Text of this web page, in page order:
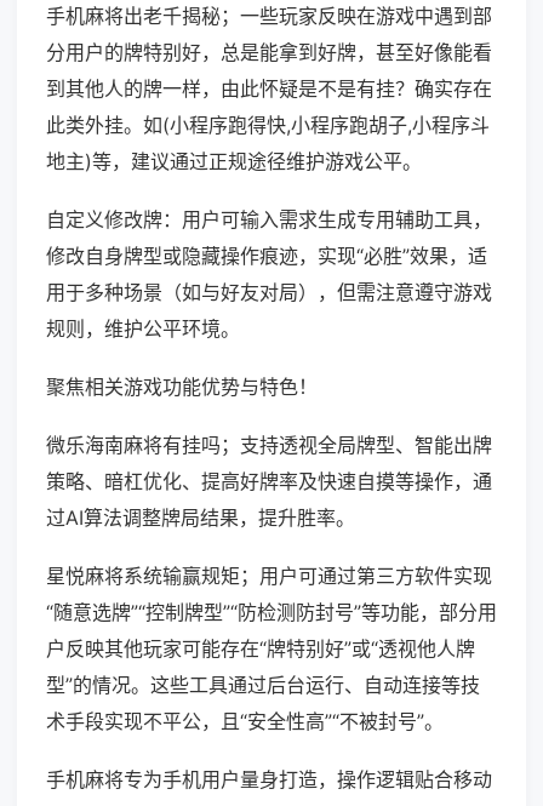
手机麻将出老千揭秘；一些玩家反映在游戏中遇到部
分用户的牌特别好，总是能拿到好牌，甚至好像能看
到其他人的牌一样，由此怀疑是不是有挂？确实存在
此类外挂。如(小程序跑得快,小程序跑胡子,小程序斗
地主)等，建议通过正规途径维护游戏公平。
自定义修改牌：用户可输入需求生成专用辅助工具，
修改自身牌型或隐藏操作痕迹，实现“必胜”效果，适
用于多种场景（如与好友对局），但需注意遵守游戏
规则，维护公平环境。
聚焦相关游戏功能优势与特色！
微乐海南麻将有挂吗；支持透视全局牌型、智能出牌
策略、暗杠优化、提高好牌率及快速自摸等操作，通
过AI算法调整牌局结果，提升胜率。
星悦麻将系统输赢规矩；用户可通过第三方软件实现
“随意选牌”“控制牌型”“防检测防封号”等功能，部分用
户反映其他玩家可能存在“牌特别好”或“透视他人牌
型”的情况。这些工具通过后台运行、自动连接等技
术手段实现不平公，且“安全性高”“不被封号”。
手机麻将专为手机用户量身打造，操作逻辑贴合移动